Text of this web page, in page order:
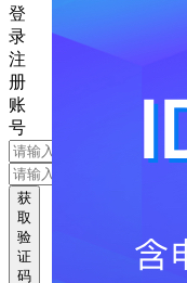
登
录
注
册
账
号
获
取
验
证
码